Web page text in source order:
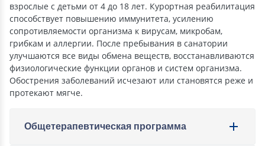
взрослые с детьми от 4 до 18 лет. Курортная реабилитация
способствует повышению иммунитета, усилению
сопротивляемости организма к вирусам, микробам,
грибкам и аллергии. После пребывания в санатории
улучшаются все виды обмена веществ, восстанавливаются
физиологические функции органов и систем организма.
Обострения заболеваний исчезают или становятся реже и
протекают мягче.
Общетерапевтическая программа